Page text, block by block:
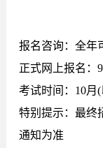
报名咨询：全年
正式网上报名：9
考试时间：10月
特别提示：最终
通知为准